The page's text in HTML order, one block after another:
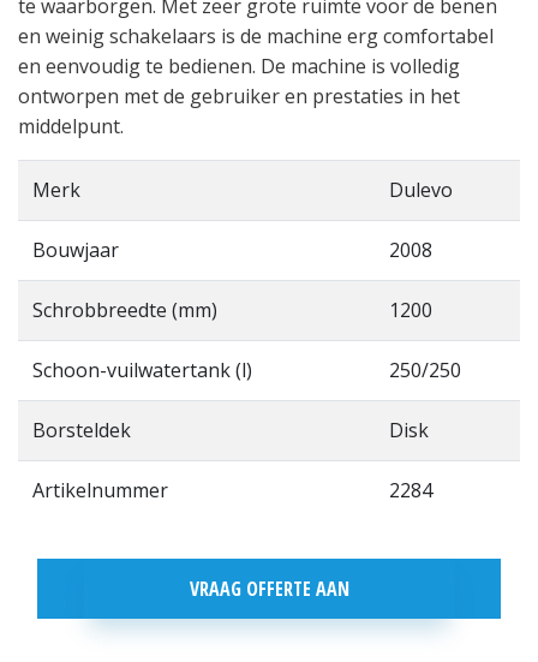
te waarborgen. Met zeer grote ruimte voor de benen
en weinig schakelaars is de machine erg comfortabel
en eenvoudig te bedienen. De machine is volledig
ontworpen met de gebruiker en prestaties in het
middelpunt.
Merk Dulevo
Bouwjaar 2008
Schrobbreedte (mm) 1200
Schoon-vuilwatertank (l) 250/250
Borsteldek Disk
Artikelnummer 2284
VRAAG OFFERTE AAN